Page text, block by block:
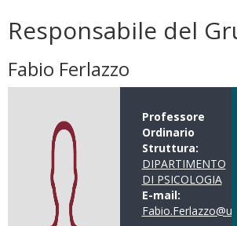
Responsabile del
Fabio Ferlazzo
Professore
Ordinario
Struttura:
DIPARTIMENTO
DI PSICOLOGIA
E-mail: